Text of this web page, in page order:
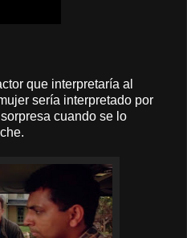
que interpretaría al
sería interpretado por
cuando se lo